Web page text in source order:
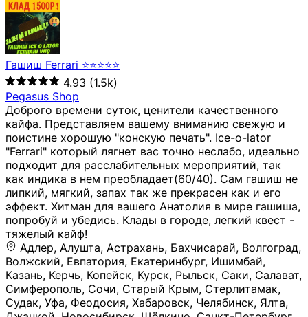
Гашиш Ferrari ⭐⭐⭐⭐⭐
4.93 (1.5k)
Pegasus Shop
Доброго времени суток, ценители качественного
кайфа. Представляем вашему вниманию свежую и
поистине хорошую "конскую печать". Ice-o-lator
"Ferrari" который лягнет вас точно неслабо, идеально
подходит для расслабительных мероприятий, так
как индика в нем преобладает(60/40). Сам гашиш не
липкий, мягкий, запах так же прекрасен как и его
эффект. Хитман для вашего Анатолия в мире гашиша,
попробуй и убедись. Клады в городе, легкий квест -
тяжелый кайф!
Адлер, Алушта, Астрахань, Бахчисарай, Волгоград, Волжский, Евпатория, Екатеринбург, Ишимбай, Казань, Керчь, Копейск, Курск, Рыльск, Саки, Салават, Симферополь, Сочи, Старый Крым, Стерлитамак, Судак, Уфа, Феодосия, Хабаровск, Челябинск, Ялта, Джанкой, Новосибирск, Щёлкино, Санкт-Петербург, Мурманск, Сургут, Невинномысск, Черкесск, Усть-Лабинск, Геленджик, Ставрополь, Калуга, Елец, Лебедянь, Данков, Жуковский, Оренбург, Орск (Оренбургская область), Магнитогорск, Пермь, Зеленоград, Солнечногорск, Нижний Новгород, Лысково, Заволжье, Кстово, Балахна (Нижегородская область), Богородск, Бор (Нижегородская область), Саратов, Энгельс, Ижевск, Тюмень, Ростов-на-Дону, Шахты, Новочеркасск, Батайск, Аксай, Люберцы, Истра, Москва, Армавир, Краснодар, Магадан, Самара, Анапа, Славянск-на-Кубани, Чаплыгин, Липецк, Нижний Тагил, Орехово-Зуево, Усть-Джегута, Лянтор, Нефтеюганск, Пыть-Ях, Урень, Ветлуга, Шахунья, Новороссийск, Крымск, Тимашёвск, Тольятти, Воткинск, Звенигород, Руза, Можайск, Белгород, Воронеж, Соликамск, Нытва, Лысьва (Пермский край), Чусовой, Кунгур, Краснокамск, Миасс, Губаха, Тула, Новомосковск, Донской, Омск, Льгов, Мытищи, Королёв, Ивантеевка, Балашиха, Семилуки, Кудымкар, Старый Оскол, Оса (Пермский край), Одинцово (Московская область), Ханты-Мансийск, Лабинск, Темрюк, Курганинск, Белореченск (Краснодарский край), Алупкa, Губкин, Рязань, Калининград, Усть-Илимск, Фрязино, Минеральные Воды, Пятигорск, Кострома, Ярославль, Коркино, Верхняя Пышма, Подольск, Красноярск, Смоленск, Долгопрудный, Чебоксары, Калачинск, Канск, Киров (Кировская область), Вологда, Рославль, Владивосток, Обнинск, Балабаново (Калужская область), Малоярославец, Брянск, Видное, Ярцево, Вязьма, Гагарин, Приволжск, Фурманов, Чайковский, Кинешма, Горячий Ключ, Улан-Удэ, Туймазы, Дюртюли, Альметьевск, Нефтекамск, Хадыженск, Апшеронск, Майкоп, Уссурийск, Ульяновск, Гатчина, Луга (Ленинградская область), Надым, Ногинск, Электросталь, Железнодорожный (Московская область), Бутурлиновка, Кириллов, Краснознаменск (Калиниградская область), Мышкин, Томмот, Холм, Абакан, Абдулино, Агидель, Агрыз, Адыгейск, Азнакаево, Алатырь, Алдан, Алейск, Александров, Александровск, Алексеевка (Белгородская обл.), Алексин, Амурск, Анадырь, Ангарск, Андреаполь, Анжеро-Судженск, Анива, Апатиты, Арамиль, Ардон, Арзамас, Аркадак, Арсеньев, Артём, Артёмовский, Архангельск, Асбест, Асино, Аткарск, Ахтубинск, Аша, Бабаево (Вологодская область), Бавлы (Республика Татарстан), Байкальск, Бакал, Баксан, Балаклава, Балаково (Саратовская область), Балашов (Саратовская область), Балтийск, Барабинск, Барнаул, Барыш (Ульяновская область), Бежецк, Белая Калитва (Ростовская область), Белебей, Белогорск (Крым), Белозерск, Белокуриха, Беломорск, Белоозёрский (Московская область), Белорецк (Республика Башкортостан), Кызыл, Белоярский (Ханты-Мансийский АО), Бердск, Березники (Пермский край), Берёзовский (Кемеровская область), Берёзовский (Свердловская область), Беслан, Бийск, Бикин, Билибино, Биробиджан, Благовещенск (Амурская область), Благовещенск (Башкортостан), Бобров, Богородицк, Боготол, Богучар, Бокситогорск (Ленинградская область), Бологое (Тверская область), Болхов, Большой Камень (Приморский край), Борисоглебск (Воронежская область), Боровичи (Новгородская область), Боровск, Бородино, Братск, Бронницы (Московская область), Бугульма (Республика Татарстан), Бугуруслан (Оренбургская область), Буинск, Буй, Буйнакск, Валдай, Валуйки, Велиж, Великие Луки, Великий Новгород, Великий Устюг, Вельск, Венёв, Верещагино, Верхнеуральск, Верхний Уфалей, Верхняя Салда, Верхняя Тура, Весьегонск, Вилючинск, Вихоревка, Вичуга, Владикавказ, Волгодонск, Волгореченск, Володарск, Волосово, Волчанск, Вольск, Воркута, Ворсма, Всеволожск (Ленинградская область), Вуктыл, Выкса, Высоковск, Высоцк, Вытегра, Вышний Волочёк, Вяземский, Вязники, Вятские Поляны, Нея, Шилка, Гаврилов Посад, Гаврилов-Ям, Гай, Галич, Гдов, Голицыно, Горно-Алтайск, Горнозаводск, Горняк, Городец, Гороховец, Гремячинск, Грозный, Грязи, Грязовец, Губкинский, Гуково, Гулькевичи, Гурьевск (Калининградская область), Гурьевск (Кемеровская область), Гусев, Гусь-Хрустальный, Давлеканово, Далматово, Дальнегорск, Дегтярск, Дедовск, Демидов, Дербент, Десногорск, Дзержинск, Дзержинский (Московская область), Дивногорск, Димитровград, Дмитровск, Дно, Добрянка, Долинск, Домодедово, Донецк (ДНР), Дорогобуж, Дрезна, Дубна, Дудинка, Духовщина, Дятьково, Егорьевск, Елабуга, Елизово, Ельня (Будет изменено название), Емва, Енисейск, Ермолино, Ершов, Ессентуки, Ефремов, Железноводск, Железногорск (Красноярский край), Железногорск (Курская область), Железногорск-Илимский, Жигулёвск, Жиздра, Жирновск, Жуков, Жуковка, Заводоуковск, Заволжск, Задонск, Заинск, Заозёрный, Заозёрск, Западная Двина, Заполярный, Зарайск, Заречный (Пензенская область), Заречный (Свердловская область), Заринск, Звенигово, Зверево, Зеленогорск ( Ленинградская обл. ), Зеленоградск, Зеленодольск, Зеленокумск, Зерноград, Зима, Змеиногорск, Зубцов, Ивангород, Иваново, Ивдель, Избербаш, Изобильный, Иланский, Инза, Инкерман, Инта, Ипатово, Искитим, Йошкар-Ола, Кадников, Калач, Калач-на-Дону, Калининск, Калтан, Калязин, Камбарка, Каменка (Пензенская область), Каменногорск (Ленинградская область), Каменск-Уральский, Каменск-Шахтинский, Камень-на-Оби, Камешково, Камышин, Канаш, Кандалакша, Карабаново, Карабаш, Карачаевск, Каргат, Каргополь, Карпинск, Карталы, Касимов, Касли, Каспийск, Катав-Ивановск, Катайск, Качканар, Кашин, Кашира, Кемерово, Кемь, Кизел, Кизилюрт, Кизляр, Кимовск, Кимры, Кингисепп, Кинель, Киреевск, Киренск, Киржач, Кириши, Кирово-Чепецк, Кировск (Ленинградская область), Кировск (Мурманская область), Кирсанов, Киселёвск, Кисловодск, Климовск, Клинцы, Княгинино, Ковдор, Ковров, Когалым, Козельск, Козьмодемьянск, Кола, Кологрив, Колпашево, Колпино, Кольчугино, Комсомольск, Комсомольск-на-Амуре, Конаково, Кондопога, Кондрово, Константиновск, Кораблино, Кореновск, Корсаков, Коряжма, Костерёво, Костомукша, Котельники, Котельниково, Котельнич, Котлас, Котовск, Кохма, Красноармейск (Московская область), Краснозаводск, Краснознаменск (Московская область), Краснокаменск, Краснослободск (Волгоградская область), Краснотурьинск, Красноуральск, Красный Сулин, Кремёнки, Кропоткин, Кубинка, Кувшиново (Тверская область), Кудрово, Кулебаки, Кумертау, Курлово, Куровское, Куртамыш, Курчатов, Куса, Кушва, Кыштым, Лабытнанги, Лагань, Лаишево (Республика Татарстан), Лакинск, Лангепас, Лахденпохья, Ленинск-Кузнецкий, Ленск (Республика Саха), Лермонтов (Ставропольский край), Лесозаводск (Приморский край), Лесосибирск, Ливны (Орловская область), Ликино-Дулёво, Липки (Тульская область), Лиски (Воронежская область), Лихославль, Лодейное Поле, Ломоносов (Санкт-Петербург), Лосино-Петровский, Лукоянов, Луховицы, Лыткарино, Любань (Ленинградская область), Любим, Людиново, Магас, Майский, Макаров, Малая Вишера, Малгобек, Мамадыш, Мамоново, Мантурово, Маркс, Махачкала, Мглин, Мегион, Медвежьегорск, Медногорск, Медынь, Меленки, Мелеуз, Менделеевск, Мещовск, Микунь, Миллерово, Минусинск, Миньяр, Мирный (Архангельская область), Мирный (Якутия), Михайловка (Город), Михайловск (Свердловская область), Михайловск (Ставропольский край), Могоча, Можга, Моздок, Мончегорск, Морозовск, Моршанск, Мосальск, Муравленко, Мурино, Муром, Мценск, Мыски, Набережные Челны, Навашино (Нижегородская область), Назарово (Красноярский край), Назрань, Нальчик, Наро-Фоминск, Нарткала, Нарьян-Мар, Находка, Невель (Псковская область), Невельск, Невьянск, Нелидово (Тверская область), Неман, Нерехта (Костромская область), Нерюнгри, Нестеров, Нефтегорск (Самарская область), Нефтекумск, Нижневартовск, Нижнекамск (Республика Татарстан), Нижнеудинск, Нижние Серги, Нижний Ломов, Нижняя Тура, Николаевск-на-Амуре, Никольск (Вологодская область), Никольск (Пензенская область), Новая Ладога, Новая Ляля, Новоалександровск, Новоалтайск, Нововоронеж, Новодвинск, Новозыбков, Новокубанск, Новокуйбышевск, Новомичуринск, Новопавловск, Новоржев, Новосокольники, Новотроицк, Новоульяновск, Новоуральск, Новохопёрск, Новочебоксарск, Новошахтинск, Новый Оскол, Новый Уренгой, Норильск, Нурлат, Нягань, Нязепетровск, Няндома, Облучье, Обоянь, Озёрск (Калининградская область), Озёрск (Челябинская область), Озёры, Октябрьск (Самарская область), Октябрьский (Башкортостан), Окуловка (Новгородская область), Оленегорск, Олонец, Онега, Опочка, Осинники, Осташков, Остров, Острогожск, Отрадный, Оха, Павлово, Павловск (Воронежская область), Павловск (Санкт-Петербург), Павловский Посад, Партизанск, Певек, Пенза, Первоуральск, Перевоз, Пересвет, Переславль-Залесский, Пестово (Новгородская область), Петрозаводск, Петропавловск-Камчатский, Печоры, Пикалёво, Пионерский, Питкяранта, Плавск, Плёс, Подпорожье, Покачи, Покров, Покровск, Полесск, Полысаево, Полярные Зори, Полярный, Поронайск, Порхов, Похвистнево, Почеп, Починок, Пошехонье, Правдинск, Приморск (Калининградская область), Приморско-Ахтарск, Приозерск, Прокопьевск, Протвино, Прохладный, Пугачёв, Пудож, Пустошка, Пушкино, Пущино, Пыталово, Радужный (Владимирская область), Радужный (Ханты-Мансийский АО), Райчихинск, Раменское, Рассказово, Ревда, Реж, Реутов, Родники, Россошь, Ростов (Ярославская обл.), Рошаль, Ртищево, Рубцовск, Рузаевка, Рыбинск, Рыбное, Ряжск, Салехард, Сальск, Саранск, Сарапул, Саров, Сасово, Сатка, Сафоново, Саяногорск, Саянск, Светлогорск, Светлоград, Светлый, Светогорск (Ленинградская область), Свободный, Себеж, Северобайкальск, Северодвинск, Североуральск, Сегежа, Семикаракорск, Сенгилей, Серафимович, Сергач, Сергиев Посад, Сердобск, Сертолово (Ленинградская область), Сестрорецк (Ленинградская область), Сибай, Скопин, Славгород, Сланцы, Слободской, Слюдянка, Собинка, Советск (Кировская область), Советск (Калининградская область), Советск (Тульская область), Советская Гавань, Советский (Ханты-Мансийский АО), Сокол (Вологодская область), Солигалич, Соль-Илецк, Сольцы, Сортавала, Сосенский, Сосновоборск, Сосновый Бор (Ленинградская область), Сосногорск, Спас-Клепики, Спасск-Рязанский, С